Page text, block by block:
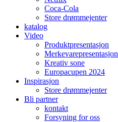
Coca-Cola
Store drømmejenter
katalog
Video
Produktpresentasjon
Merkevarepresentasjon
Kreativ sone
Europacupen 2024
Inspirasjon
Store drømmejenter
Bli partner
kontakt
Forsyning for oss